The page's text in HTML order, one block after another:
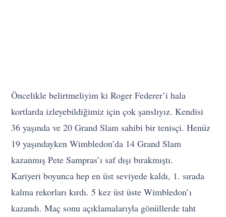
Öncelikle belirtmeliyim ki Roger Federer’i hala
kortlarda izleyebildiğimiz için çok şanslıyız. Kendisi
36 yaşında ve 20 Grand Slam sahibi bir tenisçi. Henüz
19 yaşındayken Wimbledon’da 14 Grand Slam
kazanmış Pete Sampras’ı saf dışı bırakmıştı.
Kariyeri boyunca hep en üst seviyede kaldı, 1. sırada
kalma rekorları kırdı. 5 kez üst üste Wimbledon’ı
kazandı. Maç sonu açıklamalarıyla gönüllerde taht